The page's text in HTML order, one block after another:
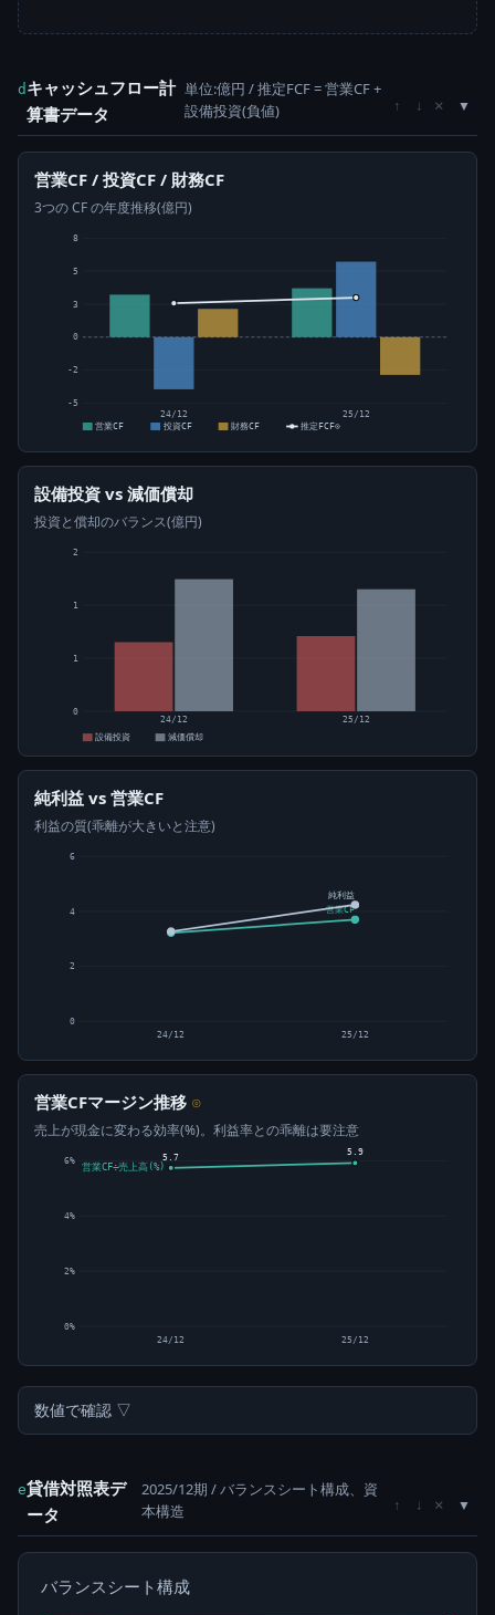
d キャッシュフロー計
算書データ
単位:億円 / 推定FCF = 営業CF +
設備投資(負値)
↑ ↓ ×
営業CF / 投資CF / 財務CF
3つの CF の年度推移(億円)
-5
-2
0
3
5
8
24/12
25/12
営業CF
投資CF 財務CF 推定FCF⊙
設備投資 vs 減価償却
投資と償却のバランス(億円)
0
1
1
2
24/12
25/12
設備投資
減価償却
純利益 vs 営業CF
利益の質(乖離が大きいと注意)
0
2
4
6
営業CF
純利益
24/12 25/12
営業CFマージン推移 ⊙
売上が現金に変わる効率(%)。利益率との乖離は要注意
0%
2%
4%
6% 5.7
24/12
5.9
25/12
営業CF÷売上高(%)
数値で確認 ▽
e貸借対照表デ
ータ
2025/12期 / バランスシート構成、資
本構造
↑ ↓ ×
バランスシート構成